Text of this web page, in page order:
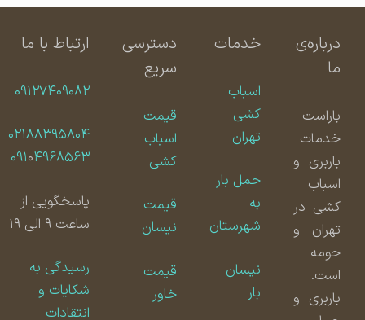
درباره‌ی
باراست
خدمات
باربری و
اسباب
کشی در
تهران و
حومه
است.
باربری و
خدمات
اسباب
کشی
تهران
حمل بار
شهرستان
نیسان
دسترسی
سریع
قیمت
اسباب
کشی
قیمت
نیسان
قیمت
ارتباط با ما
۰۹۱۲۷۴۰۹۰۸۲
۰۲۱۸۸۳۹۵۸۰۴
۰۹۱۰۴۹۶۸۵۶۳
پاسخگویی از
ساعت ۹ الی ۱۹
رسیدگی به
شکایات و
انتقادات